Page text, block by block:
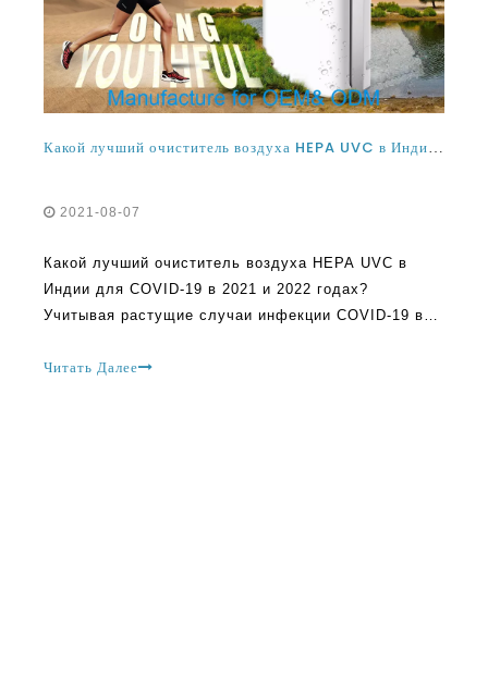
2021-08-07
Какой лучший очиститель воздуха HEPA UVC в
Индии для COVID-19 в 2021 и 2022 годах?
Учитывая растущие случаи инфекции COVID-19 в
возможности уборки воздуха в своих домах и
Читать Далее